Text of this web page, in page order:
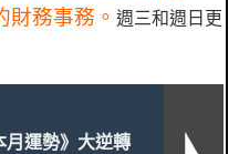
務事務。 週三和週日更
月運勢》大逆轉